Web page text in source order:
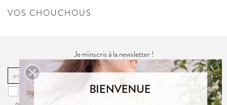
VOS CHOUCHOUS
Je m'inscris à la newsletter !
OK
Vous pouvez vous désinscrire à tout moment. Vous trouverez pour cela